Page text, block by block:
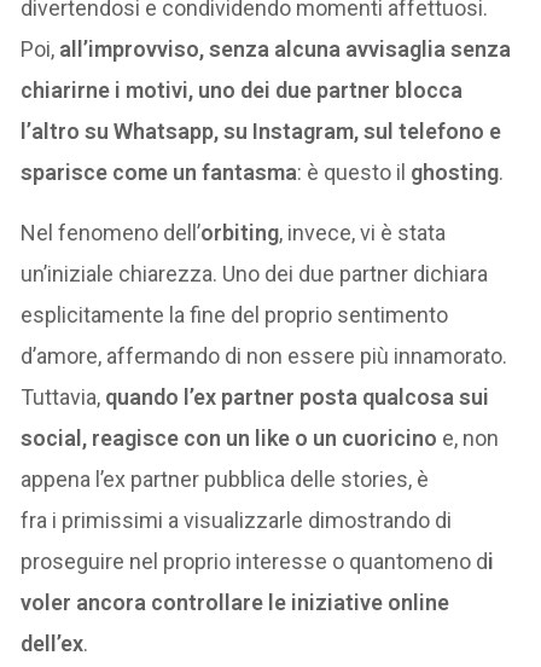
divertendosi e condividendo momenti affettuosi.
Poi, all’improvviso, senza alcuna avvisaglia senza
chiarirne i motivi, uno dei due partner blocca
l’altro su Whatsapp, su Instagram, sul telefono e
sparisce come un fantasma: è questo il ghosting.
Nel fenomeno dell’orbiting, invece, vi è stata
un’iniziale chiarezza. Uno dei due partner dichiara
esplicitamente la fine del proprio sentimento
d’amore, affermando di non essere più innamorato.
Tuttavia, quando l’ex partner posta qualcosa sui
social, reagisce con un like o un cuoricino e, non
appena l’ex partner pubblica delle stories, è
fra i primissimi a visualizzarle dimostrando di
proseguire nel proprio interesse o quantomeno di
voler ancora controllare le iniziative online
dell’ex.